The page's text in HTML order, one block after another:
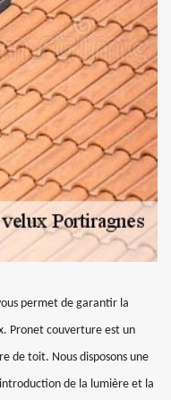
permet de garantir la
Pronet couverture est un
de toit. Nous disposons une
de la lumière et la